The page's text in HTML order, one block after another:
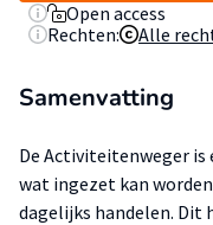
Open access
Rechten:
Alle
Samenvatting
De Activiteitenweger
wat ingezet kan
dagelijks handelen. Dit